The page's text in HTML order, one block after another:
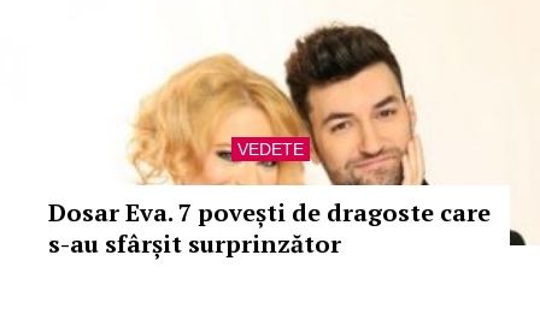
VEDETE
Dosar Eva. 7 povești de dragoste care
s-au sfârșit surprinzător